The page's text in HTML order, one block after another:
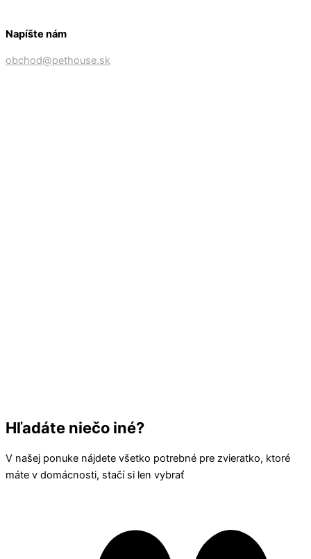
Napíšte nám
obchod@pethouse.sk
Hľadáte niečo iné?
V našej ponuke nájdete všetko potrebné pre zvieratko, ktoré
máte v domácnosti, stačí si len vybrať